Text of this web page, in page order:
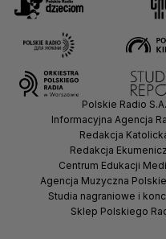
Polskie Radio S.A.
Informacyjna Agencja
Redakcja
Redakcja
Centrum Edukacji
Agencja Muzyczna
Studia nagraniowe i
Sklep Polskiego